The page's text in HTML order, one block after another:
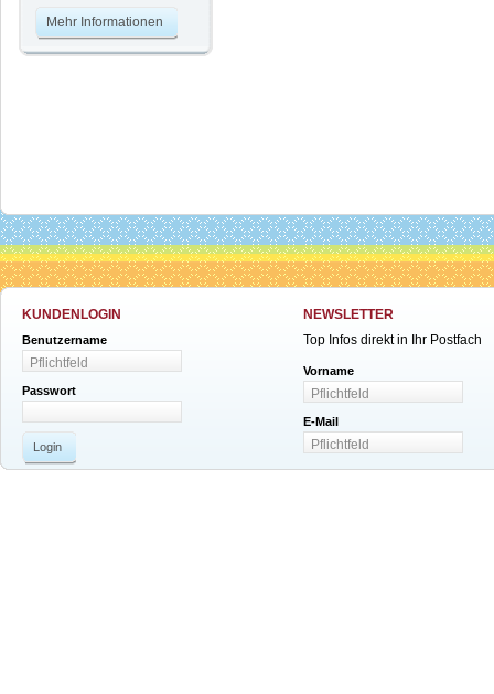
Mehr Informationen
KUNDENLOGIN
Benutzername
Passwort
Login
NEWSLETTER
Top Infos direkt in Ihr Postfach
Vorname
E-Mail